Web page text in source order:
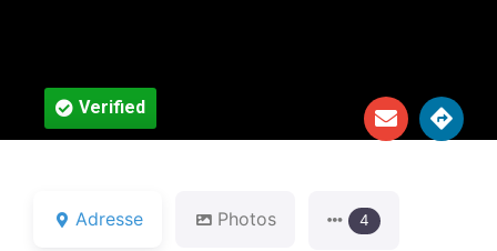
Verified
Adresse Photos 4